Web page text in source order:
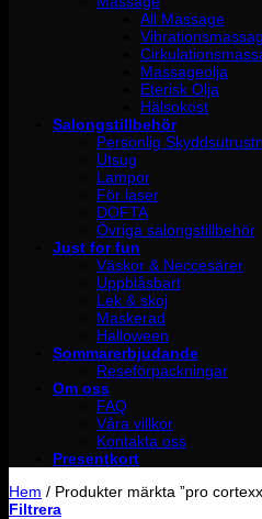
All Massage
Massageolja
Eterisk Olja
Hälsokost
Salongstillbehör
Personlig
Utsug
Lampor
För laser
DOFTA
Övriga salongstillbehör
Just for fun
Väskor & Neccesärer
Uppblåsbart
Lek & skoj
Maskerad
Halloween
Sommarerbjudande
Reseförpackningar
Om oss
FAQ
Våra villkor
Kontakta oss
Presentkort
Hem / Produkter märkta ”pro
Filtrera